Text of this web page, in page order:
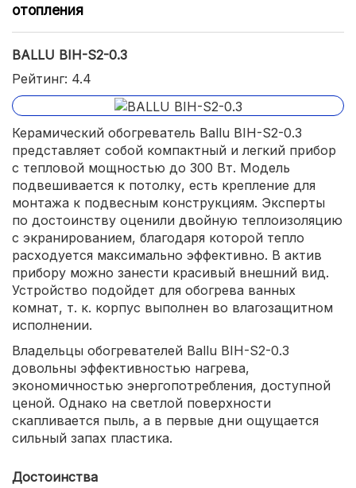
отопления
BALLU BIH-S2-0.3
Рейтинг: 4.4
Керамический обогреватель Ballu BIH-S2-0.3
представляет собой компактный и легкий прибор
с тепловой мощностью до 300 Вт. Модель
подвешивается к потолку, есть крепление для
монтажа к подвесным конструкциям. Эксперты
по достоинству оценили двойную теплоизоляцию
с экранированием, благодаря которой тепло
расходуется максимально эффективно. В актив
прибору можно занести красивый внешний вид.
Устройство подойдет для обогрева ванных
комнат, т. к. корпус выполнен во влагозащитном
исполнении.
Владельцы обогревателей Ballu BIH-S2-0.3
довольны эффективностью нагрева,
экономичностью энергопотребления, доступной
ценой. Однако на светлой поверхности
скапливается пыль, а в первые дни ощущается
сильный запах пластика.
Достоинства